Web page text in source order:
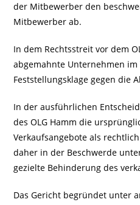
der Mitbewerber den
Mitbewerber ab.
In dem Rechtsstreit vor dem
abgemahnte Unternehmen im
Feststellungsklage gegen die
In der ausführlichen
des OLG Hamm die
Verkaufsangebote als
daher in der Beschwerde
gezielte Behinderung des
Das Gericht begründet unter